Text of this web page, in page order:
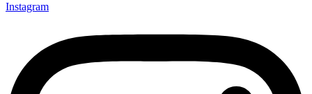
Instagram